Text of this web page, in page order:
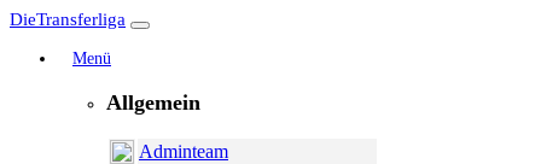
DieTransferliga
Menü
Allgemein
Adminteam